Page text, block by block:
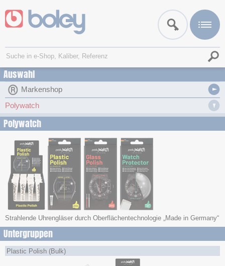
Auswahl
Markenshop
Polywatch
Polywatch
Strahlende Uhrengläser durch Oberflächentechnologie „Made in Germany“
Untergruppen
Plastic Polish (Bulk)